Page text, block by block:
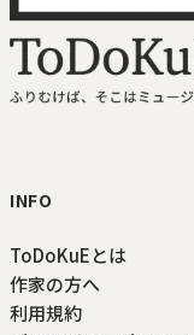
INFO
ToDoKuEとは
作家の方へ
利用規約